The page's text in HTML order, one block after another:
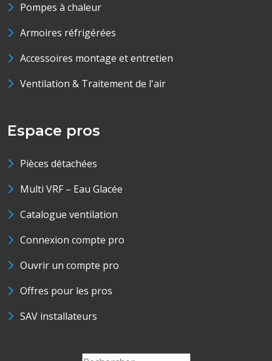
Pompes à chaleur
Armoires réfrigérées
Accessoires montage et entretien
Ventilation & Traitement de l'air
Espace pros
Pièces détachées
Multi VRF – Eau Glacée
Catalogue ventilation
Connexion compte pro
Ouvrir un compte pro
Offres pour les pros
SAV installateurs